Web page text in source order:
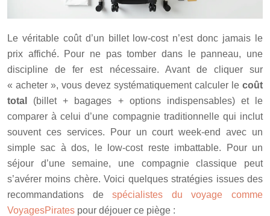
Le véritable coût d’un billet low-cost n’est donc jamais le
prix affiché. Pour ne pas tomber dans le panneau, une
discipline de fer est nécessaire. Avant de cliquer sur
« acheter », vous devez systématiquement calculer le coût
total
(billet + bagages + options indispensables) et le
comparer à celui d’une compagnie traditionnelle qui inclut
souvent ces services. Pour un court week-end avec un
simple sac à dos, le low-cost reste imbattable. Pour un
séjour d’une semaine, une compagnie classique peut
s’avérer moins chère. Voici quelques stratégies issues des
recommandations despécialistes du voyage comme
VoyagesPirates pour déjouer ce piège :